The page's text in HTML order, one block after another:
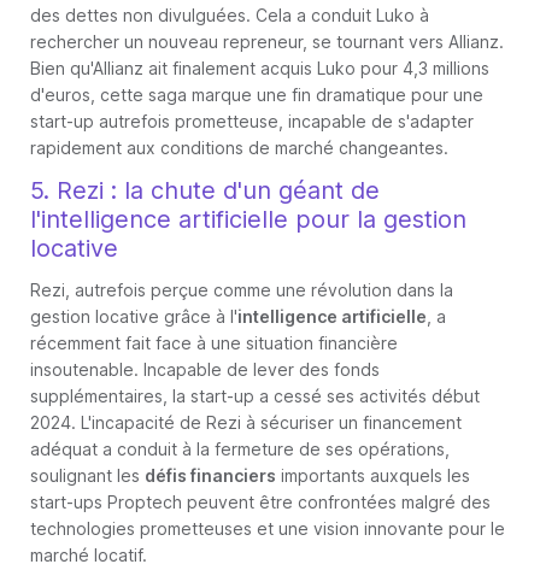
des dettes non divulguées. Cela a conduit Luko à
rechercher un nouveau repreneur, se tournant vers Allianz.
Bien qu'Allianz ait finalement acquis Luko pour 4,3 millions
d'euros, cette saga marque une fin dramatique pour une
start-up autrefois prometteuse, incapable de s'adapter
rapidement aux conditions de marché changeantes.
5. Rezi : la chute d'un géant de
l'intelligence artificielle pour la gestion
locative
Rezi, autrefois perçue comme une révolution dans la
gestion locative grâce à l'intelligence artificielle , a
récemment fait face à une situation financière
insoutenable. Incapable de lever des fonds
supplémentaires, la start-up a cessé ses activités début
2024. L'incapacité de Rezi à sécuriser un financement
adéquat a conduit à la fermeture de ses opérations,
soulignant les défis financiers importants auxquels les
start-ups Proptech peuvent être confrontées malgré des
technologies prometteuses et une vision innovante pour le
marché locatif.